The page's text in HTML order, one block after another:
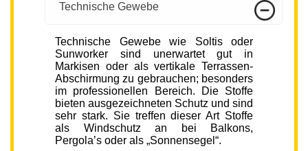
Technische Gewebe
Technische Gewebe wie Soltis oder
Sunworker sind unerwartet gut in
Markisen oder als vertikale Terrassen-
Abschirmung zu gebrauchen; besonders
im professionellen Bereich. Die Stoffe
bieten ausgezeichneten Schutz und sind
sehr stark. Sie treffen dieser Art Stoffe
als Windschutz an bei Balkons,
Pergola’s oder als „Sonnensegel“.